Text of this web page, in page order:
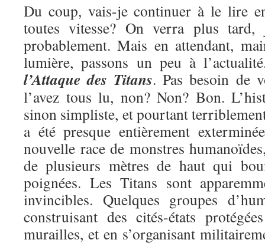
Du coup, vais-je continuer à le lire
toutes vitesse? On verra plus
probablement. Mais en attendant,
lumière, passons un peu à
l’Attaque des Titans. Pas besoin de
l’avez tous lu, non? Non? Bon.
sinon simpliste, et pourtant
a été presque entièrement
nouvelle race de monstres
de plusieurs mètres de haut qui
poignées. Les Titans sont
invincibles. Quelques groupes
construisant des cités-états
murailles, et en s’organisant